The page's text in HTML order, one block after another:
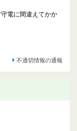
電に間違えてかか
不適切情報の通報